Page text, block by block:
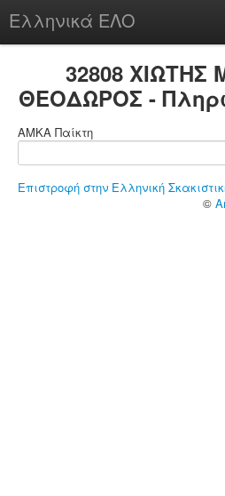
Ελληνικά ΕΛΟ
chesstu.be @ discord
32808 ΧΙΩΤΗΣ
ΘΕΟΔΩΡΟΣ -
ΑΜΚΑ Παίκτη
Επιστροφή στην Ελληνική
©